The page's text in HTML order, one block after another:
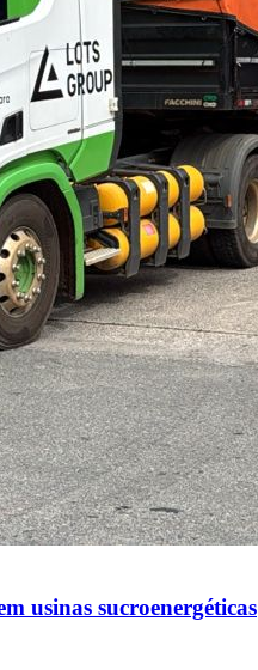
usinas sucroenergéticas